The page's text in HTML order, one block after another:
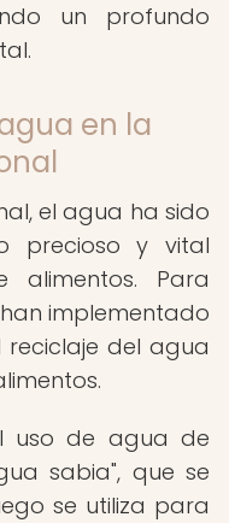
un profundo
en la
el agua ha sido
precioso y vital
Para
implementado
reciclaje del agua
uso de agua de
sabia", que se
se utiliza para